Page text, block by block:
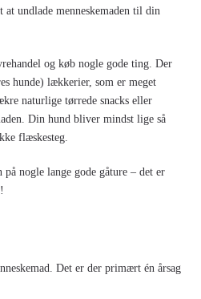
undlade menneskemaden til din
og køb nogle gode ting. Der
hunde) lækkerier, som er meget
naturlige tørrede snacks eller
Din hund bliver mindst lige så
flæskesteg.
nogle lange gode gåture – det er
Det er der primært én årsag